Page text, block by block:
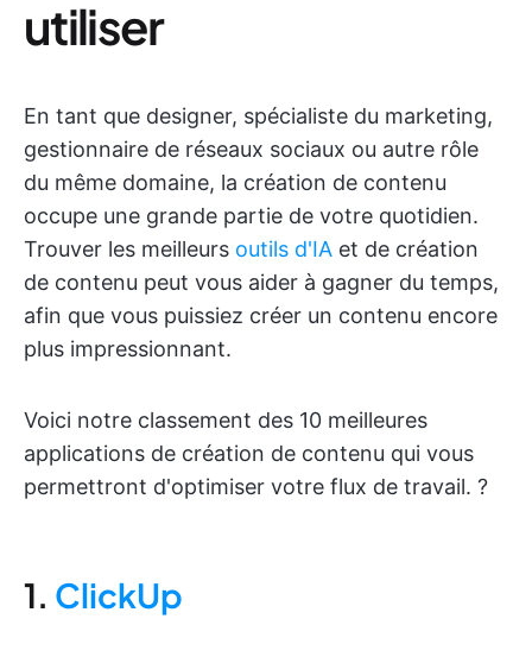
utiliser
En tant que designer, spécialiste du marketing,
gestionnaire de réseaux sociaux ou autre rôle
du même domaine, la création de contenu
occupe une grande partie de votre quotidien.
Trouver les meilleurs outils d'IA et de création
de contenu peut vous aider à gagner du temps,
afin que vous puissiez créer un contenu encore
plus impressionnant.
Voici notre classement des 10 meilleures
applications de création de contenu qui vous
permettront d'optimiser votre flux de travail. ?
1. ClickUp